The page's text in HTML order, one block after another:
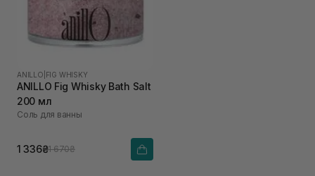
ANILLO FIG WHISKY
ANILLO Fig Whisky Bath Salt
200 мл
Соль для ванны
1 336₴1 670₴